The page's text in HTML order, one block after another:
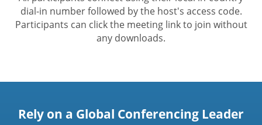
dial-in number followed by the host's access code.
Participants can click the meeting link to join without
any downloads.
Rely on a Global Conferencing Leader